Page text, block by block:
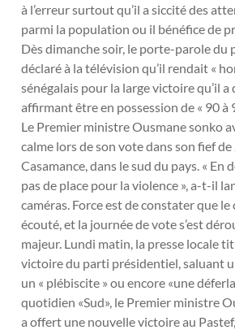
à l’erreur surtout qu’il a siccité des
parmi la population ou il bénéfice de
Dès dimanche soir, le porte-parole du
déclaré à la télévision qu’il rendait «
sénégalais pour la large victoire qu’il a
affirmant être en possession de « 90 à
Le Premier ministre Ousmane sonko
calme lors de son vote dans son fief
Casamance, dans le sud du pays. « En
pas de place pour la violence », a-t-il
caméras. Force est de constater que le
écouté, et la journée de vote s’est
majeur. Lundi matin, la presse locale
victoire du parti présidentiel, saluant
un « plébiscite » ou encore «une
quotidien «Sud», le Premier ministre
a offert une nouvelle victoire au